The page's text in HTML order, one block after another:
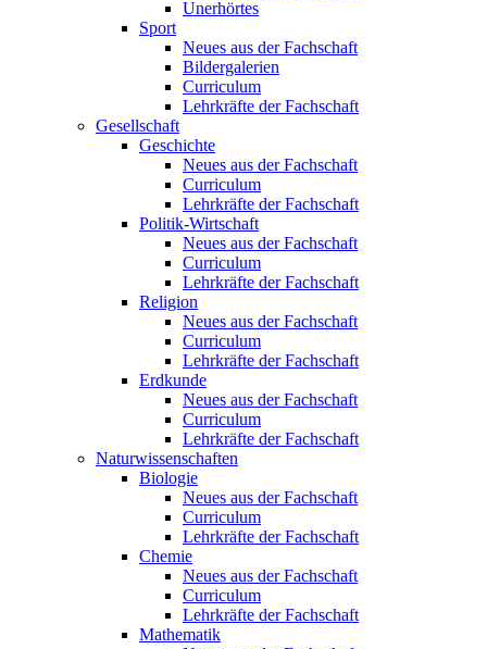
Unerhörtes
Sport
Neues aus der Fachschaft
Bildergalerien
Curriculum
Lehrkräfte der Fachschaft
Gesellschaft
Geschichte
Neues aus der Fachschaft
Curriculum
Lehrkräfte der Fachschaft
Politik-Wirtschaft
Neues aus der Fachschaft
Curriculum
Lehrkräfte der Fachschaft
Religion
Neues aus der Fachschaft
Curriculum
Lehrkräfte der Fachschaft
Erdkunde
Neues aus der Fachschaft
Curriculum
Lehrkräfte der Fachschaft
Naturwissenschaften
Biologie
Neues aus der Fachschaft
Curriculum
Lehrkräfte der Fachschaft
Chemie
Neues aus der Fachschaft
Curriculum
Lehrkräfte der Fachschaft
Mathematik